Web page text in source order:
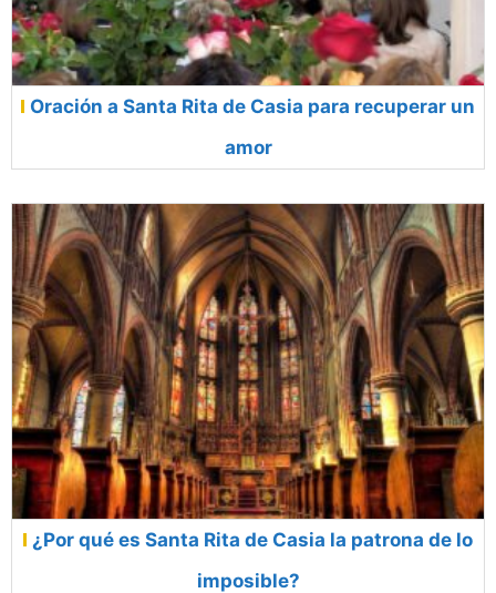
Oración a Santa Rita de Casia para recuperar un
amor
¿Por qué es Santa Rita de Casia la patrona de lo
imposible?